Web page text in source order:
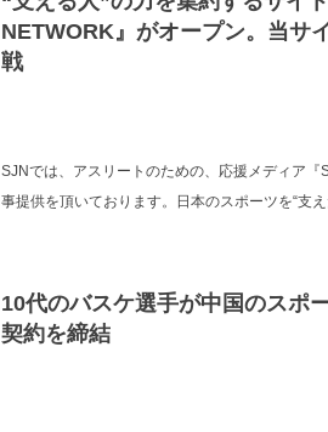
NETWORK』がオープン。当サ
戦
SJNでは、アスリートのための、応援メディア
事提供を頂いております。日本のスポーツを“支
10代のバスケ選手が中国のスポ
契約を締結